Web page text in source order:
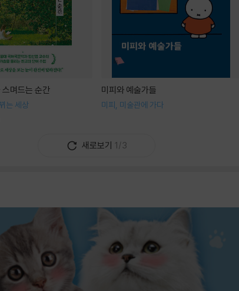
며드는 순간
는 세상
미피와 예술가들
미피, 미술관에 가다
새로보기 1/3